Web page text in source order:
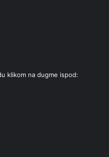
klikom na dugme ispod: